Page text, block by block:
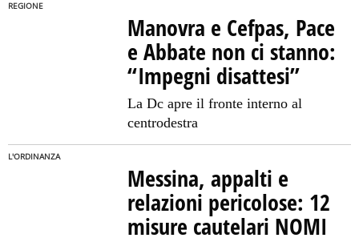
REGIONE
Manovra e Cefpas, Pace
e Abbate non ci stanno:
“Impegni disattesi”
La Dc apre il fronte interno al
centrodestra
L'ORDINANZA
Messina, appalti e
relazioni pericolose: 12
misure cautelari NOMI